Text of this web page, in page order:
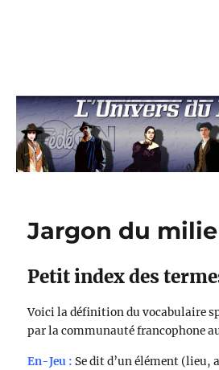
Jargon du
Petit index des
Voici la définition du vocabulaire
par la communauté francophone
En-Jeu : Se dit d’un élément (lieu,